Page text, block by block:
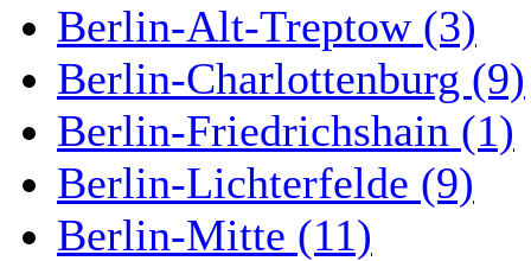
Berlin-Alt-Treptow (3)
Berlin-Charlottenburg (9)
Berlin-Friedrichshain (1)
Berlin-Lichterfelde (9)
Berlin-Mitte (11)